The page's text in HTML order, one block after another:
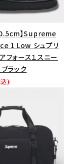
ドから探す
】Supreme
1 Low シュプリ
フォース１スニー
ラック
)